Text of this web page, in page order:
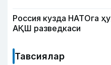
Россия кузда НАТОга
АҚШ разведкаси
Тавсиялар